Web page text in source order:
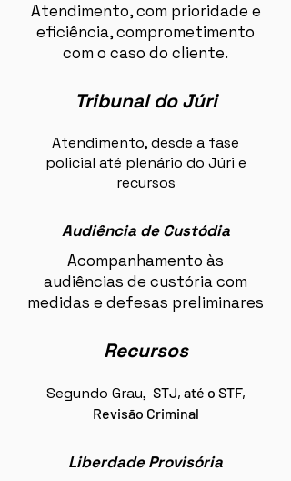
Atendimento, com prioridade e
eficiência, comprometimento
com o caso do cliente.
Tribunal do Júri
Atendimento, desde a fase
policial até plenário do Júri e
recursos
Audiência de Custódia
Acompanhamento às
audiências de custória com
medidas e defesas preliminares
Recursos
Segundo Grau, STJ, até o STF,
Revisão Criminal
Liberdade Provisória